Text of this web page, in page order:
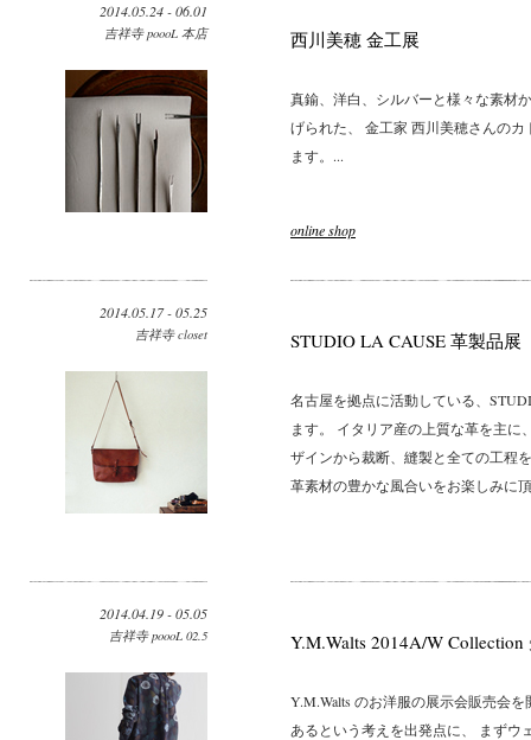
2014.05.24 - 06.01
吉祥寺 poooL 本店 西川美穂 金工展
真鍮、洋白、シルバーと様々な素材
げられた、 金工家 西川美穂さんの
ます。...
online shop
2014.05.17 - 05.25
吉祥寺 closet STUDIO LA CAUSE 革製品展
名古屋を拠点に活動している、
ます。 イタリア産の上質な革を主
ザインから裁断、縫製と全ての工程
革素材の豊かな風合いをお楽しみに
2014.04.19 - 05.05
吉祥寺 poooL 02.5 Y.M.Walts 2014A/W
Y.M.Walts のお洋服の展示会販売会
あるという考えを出発点に、 まずウ